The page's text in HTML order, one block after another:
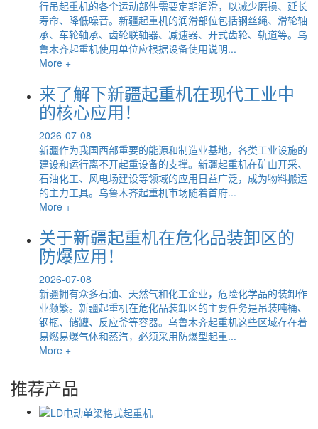
行吊起重机的各个运动部件需要定期润滑，以减少磨损、延长
寿命、降低噪音。新疆起重机的润滑部位包括钢丝绳、滑轮轴
承、车轮轴承、齿轮联轴器、减速器、开式齿轮、轨道等。乌
鲁木齐起重机使用单位应根据设备使用说明...
More +
来了解下新疆起重机在现代工业中
的核心应用！
2026-07-08
新疆作为我国西部重要的能源和制造业基地，各类工业设施的
建设和运行离不开起重设备的支撑。新疆起重机在矿山开采、
石油化工、风电场建设等领域的应用日益广泛，成为物料搬运
的主力工具。乌鲁木齐起重机市场随着首府...
More +
关于新疆起重机在危化品装卸区的
防爆应用！
2026-07-08
新疆拥有众多石油、天然气和化工企业，危险化学品的装卸作
业频繁。新疆起重机在危化品装卸区的主要任务是吊装吨桶、
钢瓶、储罐、反应釜等容器。乌鲁木齐起重机这些区域存在着
易燃易爆气体和蒸汽，必须采用防爆型起重...
More +
推荐产品